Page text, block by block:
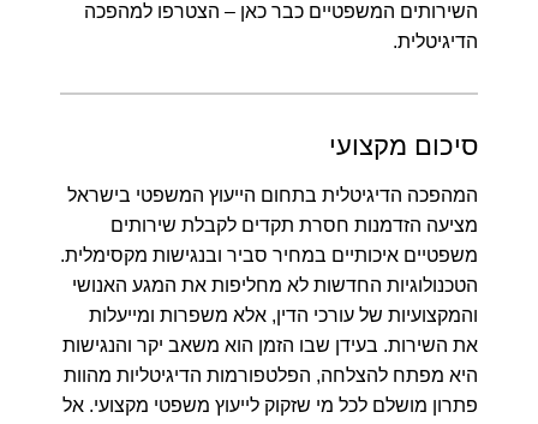
השירותים המשפטיים כבר כאן – הצטרפו למהפכה
הדיגיטלית.
סיכום מקצועי
המהפכה הדיגיטלית בתחום הייעוץ המשפטי בישראל
מציעה הזדמנות חסרת תקדים לקבלת שירותים
משפטיים איכותיים במחיר סביר ובנגישות מקסימלית.
הטכנולוגיות החדשות לא מחליפות את המגע האנושי
והמקצועיות של עורכי הדין, אלא משפרות ומייעלות
את השירות. בעידן שבו הזמן הוא משאב יקר והנגישות
היא מפתח להצלחה, הפלטפורמות הדיגיטליות מהוות
פתרון מושלם לכל מי שזקוק לייעוץ משפטי מקצועי. אל